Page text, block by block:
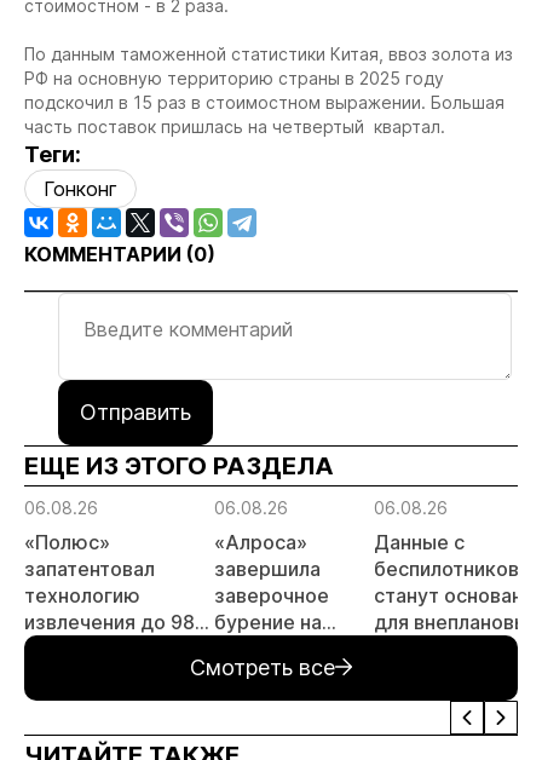
стоимостном - в 2 раза.
По данным таможенной статистики Китая, ввоз золота из
РФ на основную территорию страны в 2025 году
подскочил в 15 раз в стоимостном выражении. Большая
часть поставок пришлась на четвертый квартал.
Теги:
Гонконг
КОММЕНТАРИИ (0)
Отправить
ЕЩЕ ИЗ ЭТОГО РАЗДЕЛА
06.08.26
«Полюс»
запатентовал
технологию
извлечения до 98%
золота из
металлургического
шлака
06.08.26
«Алроса»
завершила
заверочное
бурение на
месторождении
Дегдекан
06.08.26
Данные с
беспилотников
станут
для внеплановых
Смотреть все